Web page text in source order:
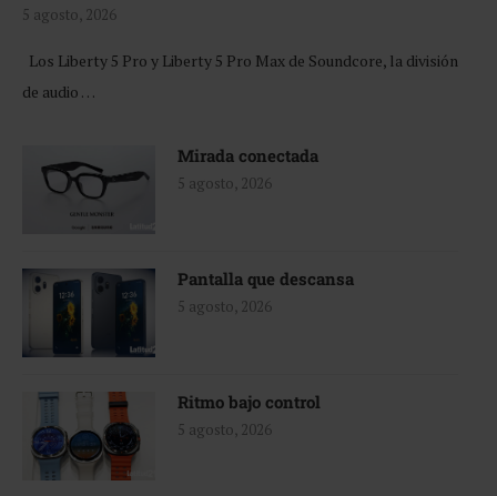
5 agosto, 2026
Los Liberty 5 Pro y Liberty 5 Pro Max de Soundcore, la división
de audio …
Mirada conectada
5 agosto, 2026
Pantalla que descansa
5 agosto, 2026
Ritmo bajo control
5 agosto, 2026